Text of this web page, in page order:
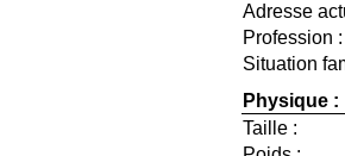
Adresse
Profession :
Situation
Physique :
Taille :